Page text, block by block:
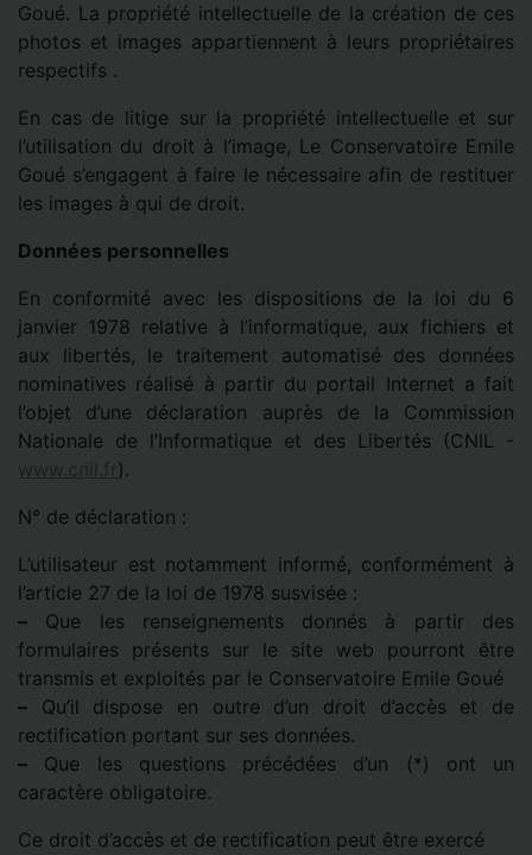
Goué. La propriété intellectuelle de la création de ces
photos et images appartiennent à leurs propriétaires
respectifs .
En cas de litige sur la propriété intellectuelle et sur
l’utilisation du droit à l’image, Le Conservatoire Emile
Goué s’engagent à faire le nécessaire afin de restituer
les images à qui de droit.
Données personnelles
En conformité avec les dispositions de la loi du 6
janvier 1978 relative à l’informatique, aux fichiers et
aux libertés, le traitement automatisé des données
nominatives réalisé à partir du portail Internet a fait
l’objet d’une déclaration auprès de la Commission
Nationale de l’Informatique et des Libertés (CNIL -
www.cnil.fr ).
N° de déclaration :
L’utilisateur est notamment informé, conformément à
l’article 27 de la loi de 1978 susvisée :
– Que les renseignements donnés à partir des
formulaires présents sur le site web pourront être
transmis et exploités par le Conservatoire Emile Goué
– Qu’il dispose en outre d’un droit d’accès et de
rectification portant sur ses données.
– Que les questions précédées d’un (*) ont un
caractère obligatoire.
Ce droit d’accès et de rectification peut être exercé